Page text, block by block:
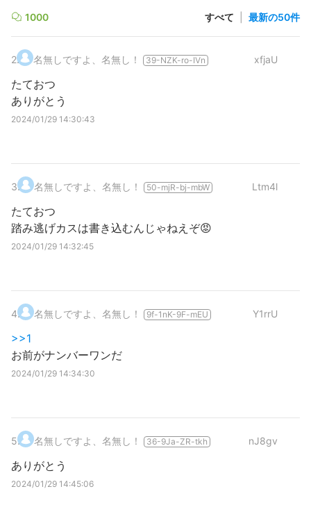
1000 すべて 最新の50件
2. 名無しですよ、名無し！ 39-NZK-ro-IVn xfjaU
たておつ
ありがとう
2024/01/29 14:30:43
3. 名無しですよ、名無し！ 50-mjR-bj-mbW Ltm4l
たておつ
踏み逃げカスは書き込むんじゃねえぞ😡
2024/01/29 14:32:45
4. 名無しですよ、名無し！ 9f-1nK-9F-mEU Y1rrU
>>1
お前がナンバーワンだ
2024/01/29 14:34:30
5. 名無しですよ、名無し！ 36-9Ja-ZR-tkh nJ8gv
ありがとう
2024/01/29 14:45:06